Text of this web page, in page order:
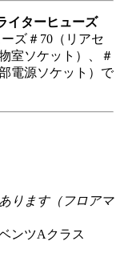
イターヒューズ
ズ＃70（リアセ
室ソケット）、＃
電源ソケット）で
ります（フロアマ